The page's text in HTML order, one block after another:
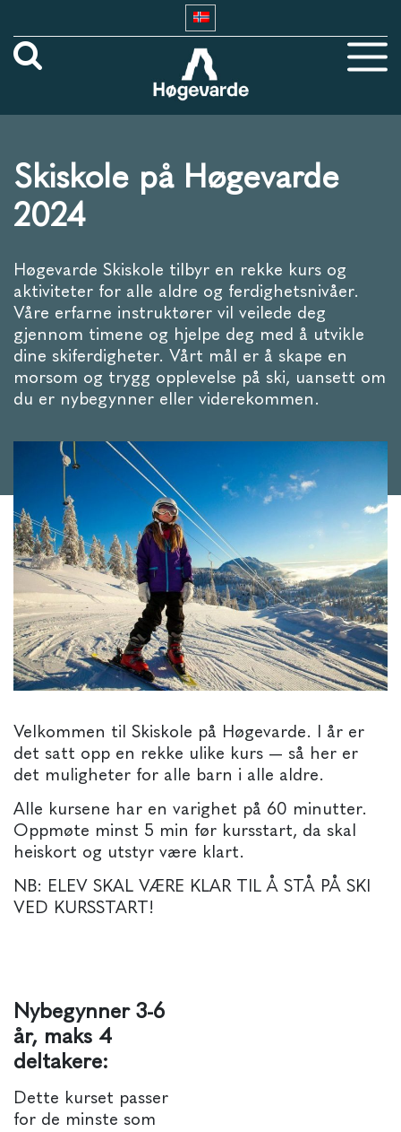
Skiskole på Høgevarde
2024
Høgevarde Skiskole tilbyr en rekke kurs og
aktiviteter for alle aldre og ferdighetsnivåer.
Våre erfarne instruktører vil veilede deg
gjennom timene og hjelpe deg med å utvikle
dine skiferdigheter. Vårt mål er å skape en
morsom og trygg opplevelse på ski, uansett om
du er nybegynner eller viderekommen.
Velkommen til Skiskole på Høgevarde. I år er
det satt opp en rekke ulike kurs — så her er
det muligheter for alle barn i alle aldre.
Alle kursene har en varighet på 60 minutter.
Oppmøte minst 5 min før kursstart, da skal
heiskort og utstyr være klart.
NB: ELEV SKAL VÆRE KLAR TIL Å STÅ PÅ SKI
VED KURSSTART!
Nybegynner 3-6
år, maks 4
deltakere:
Dette kurset passer
for de minste som